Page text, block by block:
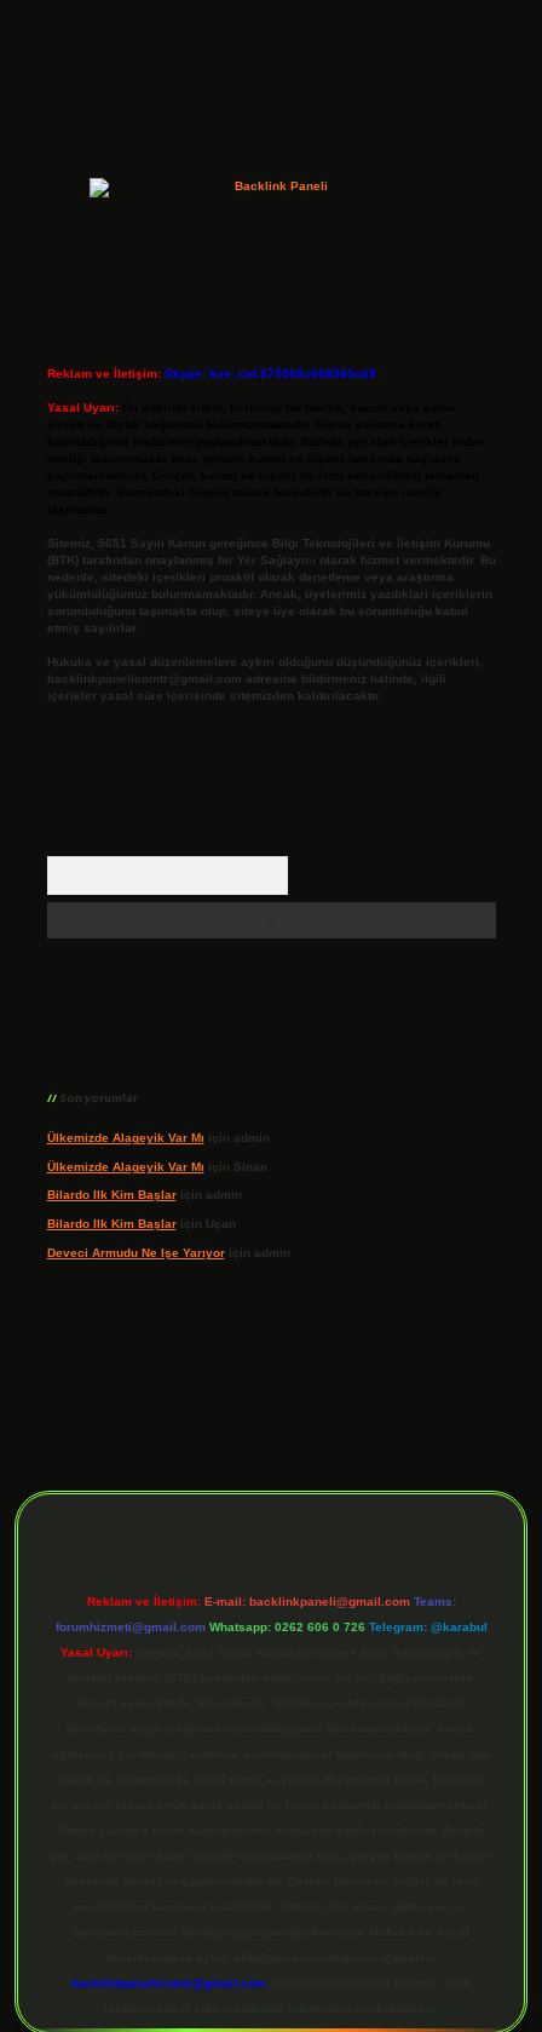
Reklam ve İletişim: Skype: live:.cid.575569c608265c69
Yasal Uyarı:
Sitemiz, 5651 Sayılı Kanun gereğince Bilgi Teknolojileri ve İletişim Kurumu
(BTK) tarafından onaylanmış bir Yer Sağlayıcı olarak hizmet vermektedir. Bu
nedenle, sitedeki içerikleri proaktif olarak denetleme veya araştırma
yükümlülüğümüz bulunmamaktadır. Ancak, üyelerimiz yazdıkları içeriklerin
sorumluluğunu taşımakta olup, siteye üye olarak bu sorumluluğu kabul
etmiş sayılırlar.
Hukuka ve yasal düzenlemelere aykırı olduğunu düşündüğünüz içerikleri,
backlinkpanelicomtr@gmail.com adresine bildirmeniz halinde, ilgili
içerikler yasal süre içerisinde sitemizden kaldırılacaktır.
Son yorumlar
Ülkemizde Alageyik Var Mı için admin
Ülkemizde Alageyik Var Mı için Sinan
Bilardo Ilk Kim Başlariçin admin
Bilardo Ilk Kim Başlariçin Uçan
Deveci Armudu Ne Işe Yarıyoriçin admin
Reklam ve İletişim: E-mail: backlinkpaneli@gmail.com Teams:
forumhizmeti@gmail.com Whatsapp: 0262 606 0 726 Telegram: @karabul
Yasal Uyarı:
backlinkpanelicomtr@gmail.com